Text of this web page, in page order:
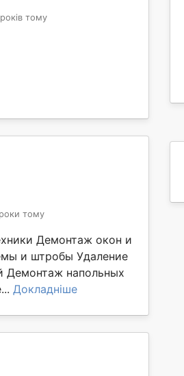
тому
тому
Демонтаж окон и
и штробы Удаление
Демонтаж напольных
Докладніше